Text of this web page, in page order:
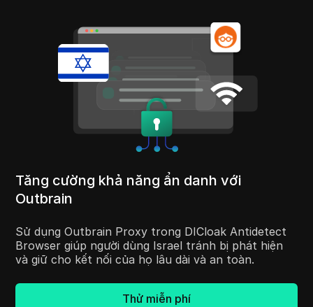
Tăng cường khả năng ẩn danh với
Outbrain
Sử dụng Outbrain Proxy trong DICloak Antidetect
Browser giúp người dùng Israel tránh bị phát hiện
và giữ cho kết nối của họ lâu dài và an toàn.
Thử miễn phí